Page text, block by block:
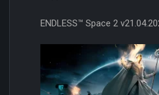
ENDLESS™ Space 2